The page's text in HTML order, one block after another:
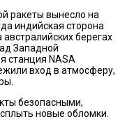
ракеты вынесло на
индийская сторона
берегах
Западной
станция NASA
вход в атмосферу,
безопасными,
новые обломки.